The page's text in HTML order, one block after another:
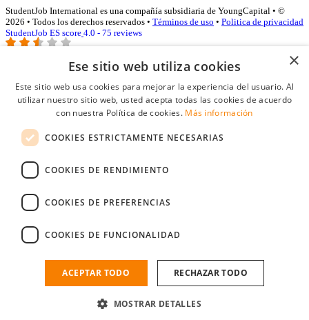
StudentJob International es una compañía subsidiaria de YoungCapital • ©
2026 • Todos los derechos reservados • Términos de uso • Politica de privacidad
StudentJob ES score 4.0 - 75 reviews
Acceso empresas
Contraseña
Recordarme
Conectarse
Registro gratuito empresas
Encuentre al candidato perfecto a tan sólo un par de clicks
×
Ese sitio web utiliza cookies
Este sitio web usa cookies para mejorar la experiencia del usuario. Al
utilizar nuestro sitio web, usted acepta todas las cookies de acuerdo
con nuestra Política de cookies. Más información
COOKIES ESTRICTAMENTE NECESARIAS
COOKIES DE RENDIMIENTO
COOKIES DE PREFERENCIAS
COOKIES DE FUNCIONALIDAD
ACEPTAR TODO RECHAZAR TODO
MOSTRAR DETALLES